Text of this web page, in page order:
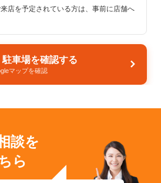
店を予定されている方は、事前に店舗へ
車場を確認する
マップを確認
談を
ら